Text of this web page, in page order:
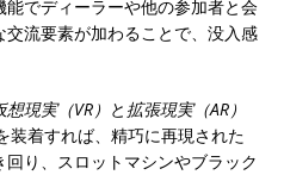
でディーラーや他の参加者と会
流要素が加わることで、没入感
想現実（VR） と 拡張現実（AR）
装着すれば、精巧に再現された
り、スロットマシンやブラック